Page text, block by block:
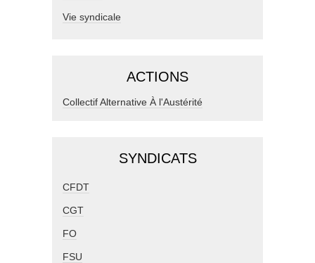
Vie syndicale
ACTIONS
Collectif Alternative À l'Austérité
SYNDICATS
CFDT
CGT
FO
FSU